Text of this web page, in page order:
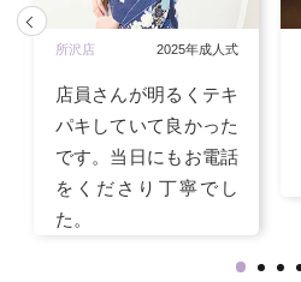
所沢店 2025年成人式
店員さんが明るくテキ
パキしていて良かった
です。当日にもお電話
をくださり丁寧でし
た。